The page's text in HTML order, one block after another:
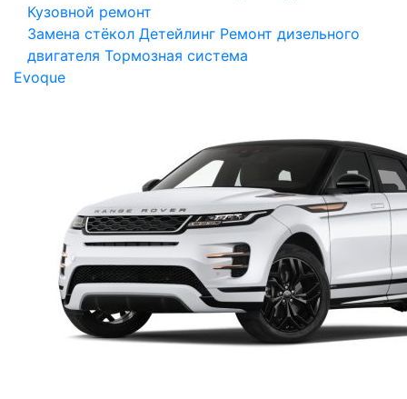
Кузовной ремонт
Замена стёкол Детейлинг Ремонт дизельного
двигателя Тормозная система
Evoque